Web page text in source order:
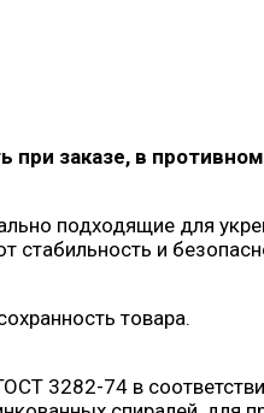
заказе, в
подходящие для
стабильность и
товара.
3282-74 в